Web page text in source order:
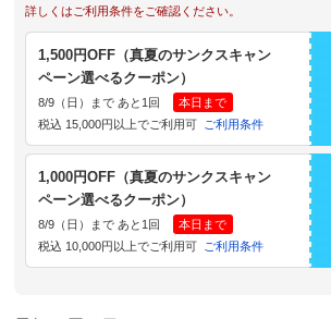
詳しくはご利用条件をご確認ください。
1,500円OFF（真夏のサンクスキャン
ペーン選べるクーポン）
8/9（日）まで あと1回
本日まで
税込 15,000円以上でご利用可
ご利用条件
1,000円OFF（真夏のサンクスキャン
ペーン選べるクーポン）
8/9（日）まで あと1回
本日まで
税込 10,000円以上でご利用可
ご利用条件